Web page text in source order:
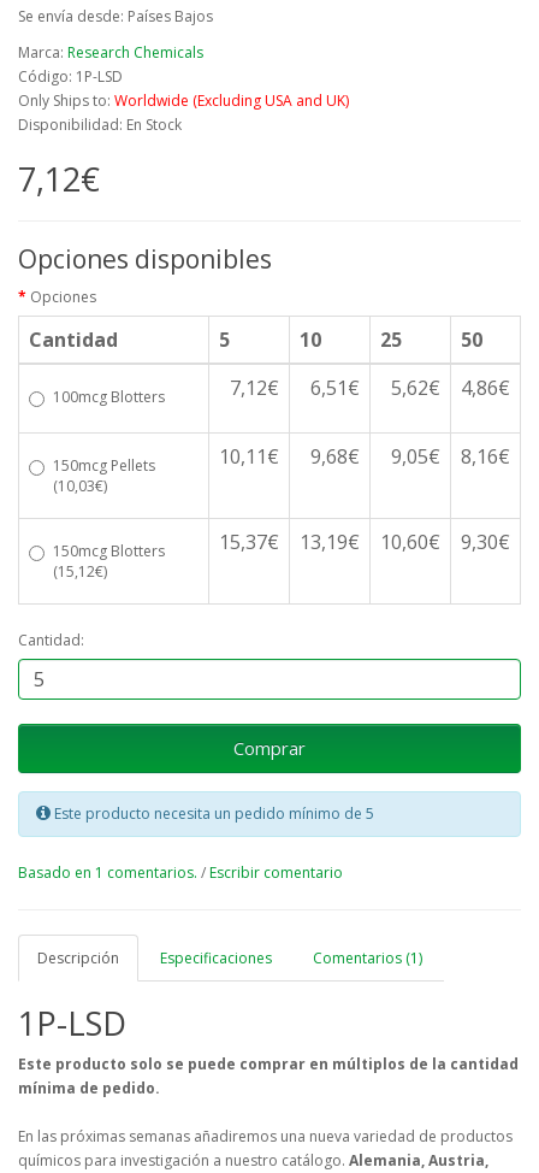
Se envía desde: Países Bajos
Marca: Research Chemicals
Código: 1P-LSD
Only Ships to: Worldwide (Excluding USA and UK)
Disponibilidad: En Stock
7,12€
Opciones disponibles
Opciones
Cantidad 5 10 25 50
100mcg Blotters 7,12€ 6,51€ 5,62€ 4,86€
150mcg Pellets
(10,03€)
10,11€ 9,68€ 9,05€ 8,16€
150mcg Blotters
(15,12€)
15,37€ 13,19€ 10,60€ 9,30€
Cantidad:
Comprar
Este producto necesita un pedido mínimo de 5
Basado en 1 comentarios. /Escribir comentario
Descripción Especificaciones Comentarios (1)
1P-LSD
Este producto solo se puede comprar en múltiplos de la cantidad
mínima de pedido.
En las próximas semanas añadiremos una nueva variedad de productos
químicos para investigación a nuestro catálogo. Alemania, Austria,